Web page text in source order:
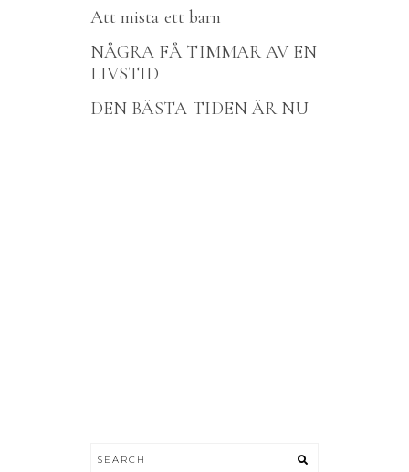
Att mista ett barn
NÅGRA FÅ TIMMAR AV EN
LIVSTID
DEN BÄSTA TIDEN ÄR NU